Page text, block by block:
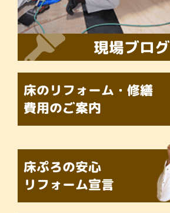
現場ブログ
床のリフォーム・修繕
費用のご案内
床ぷろの安心
リフォーム宣言